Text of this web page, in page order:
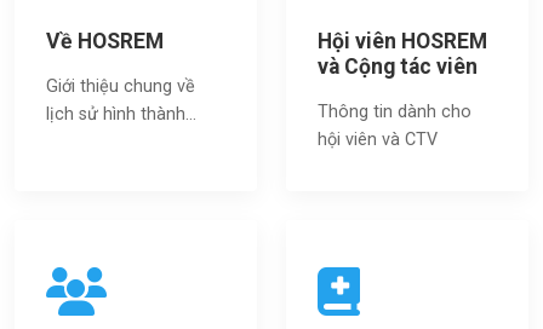
Về HOSREM
Giới thiệu chung về
lịch sử hình thành...
Hội viên HOSREM
và Cộng tác viên
Thông tin dành cho
hội viên và CTV